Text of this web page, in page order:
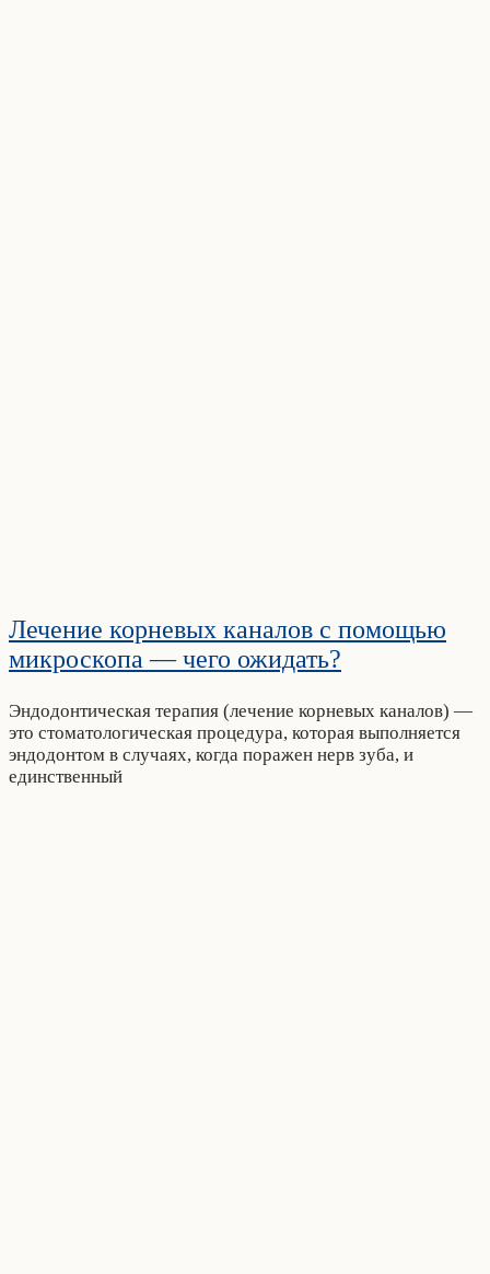
Лечение корневых каналов с помощью
микроскопа — чего ожидать?
Эндодонтическая терапия (лечение корневых каналов) —
это стоматологическая процедура, которая выполняется
эндодонтом в случаях, когда поражен нерв зуба, и
единственный